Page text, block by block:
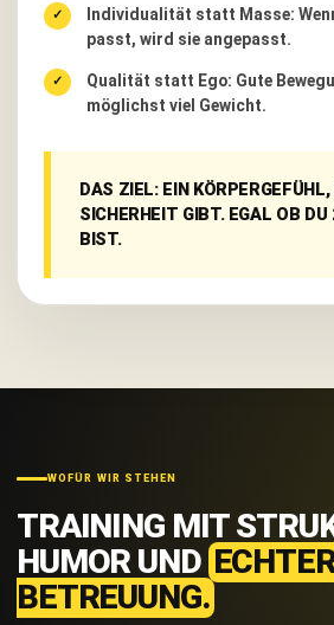
Individualität statt Masse:
passt, wird sie angepasst.
Qualität statt Ego: Gute
möglichst viel Gewicht.
DAS ZIEL: EIN
SICHERHEIT GIBT. EGAL OB DU
BIST.
WOFÜR WIR STEHEN
TRAINING MIT
HUMOR UND
BETREUUNG.